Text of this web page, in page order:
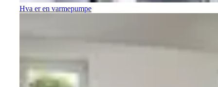
Hva er en varmepumpe